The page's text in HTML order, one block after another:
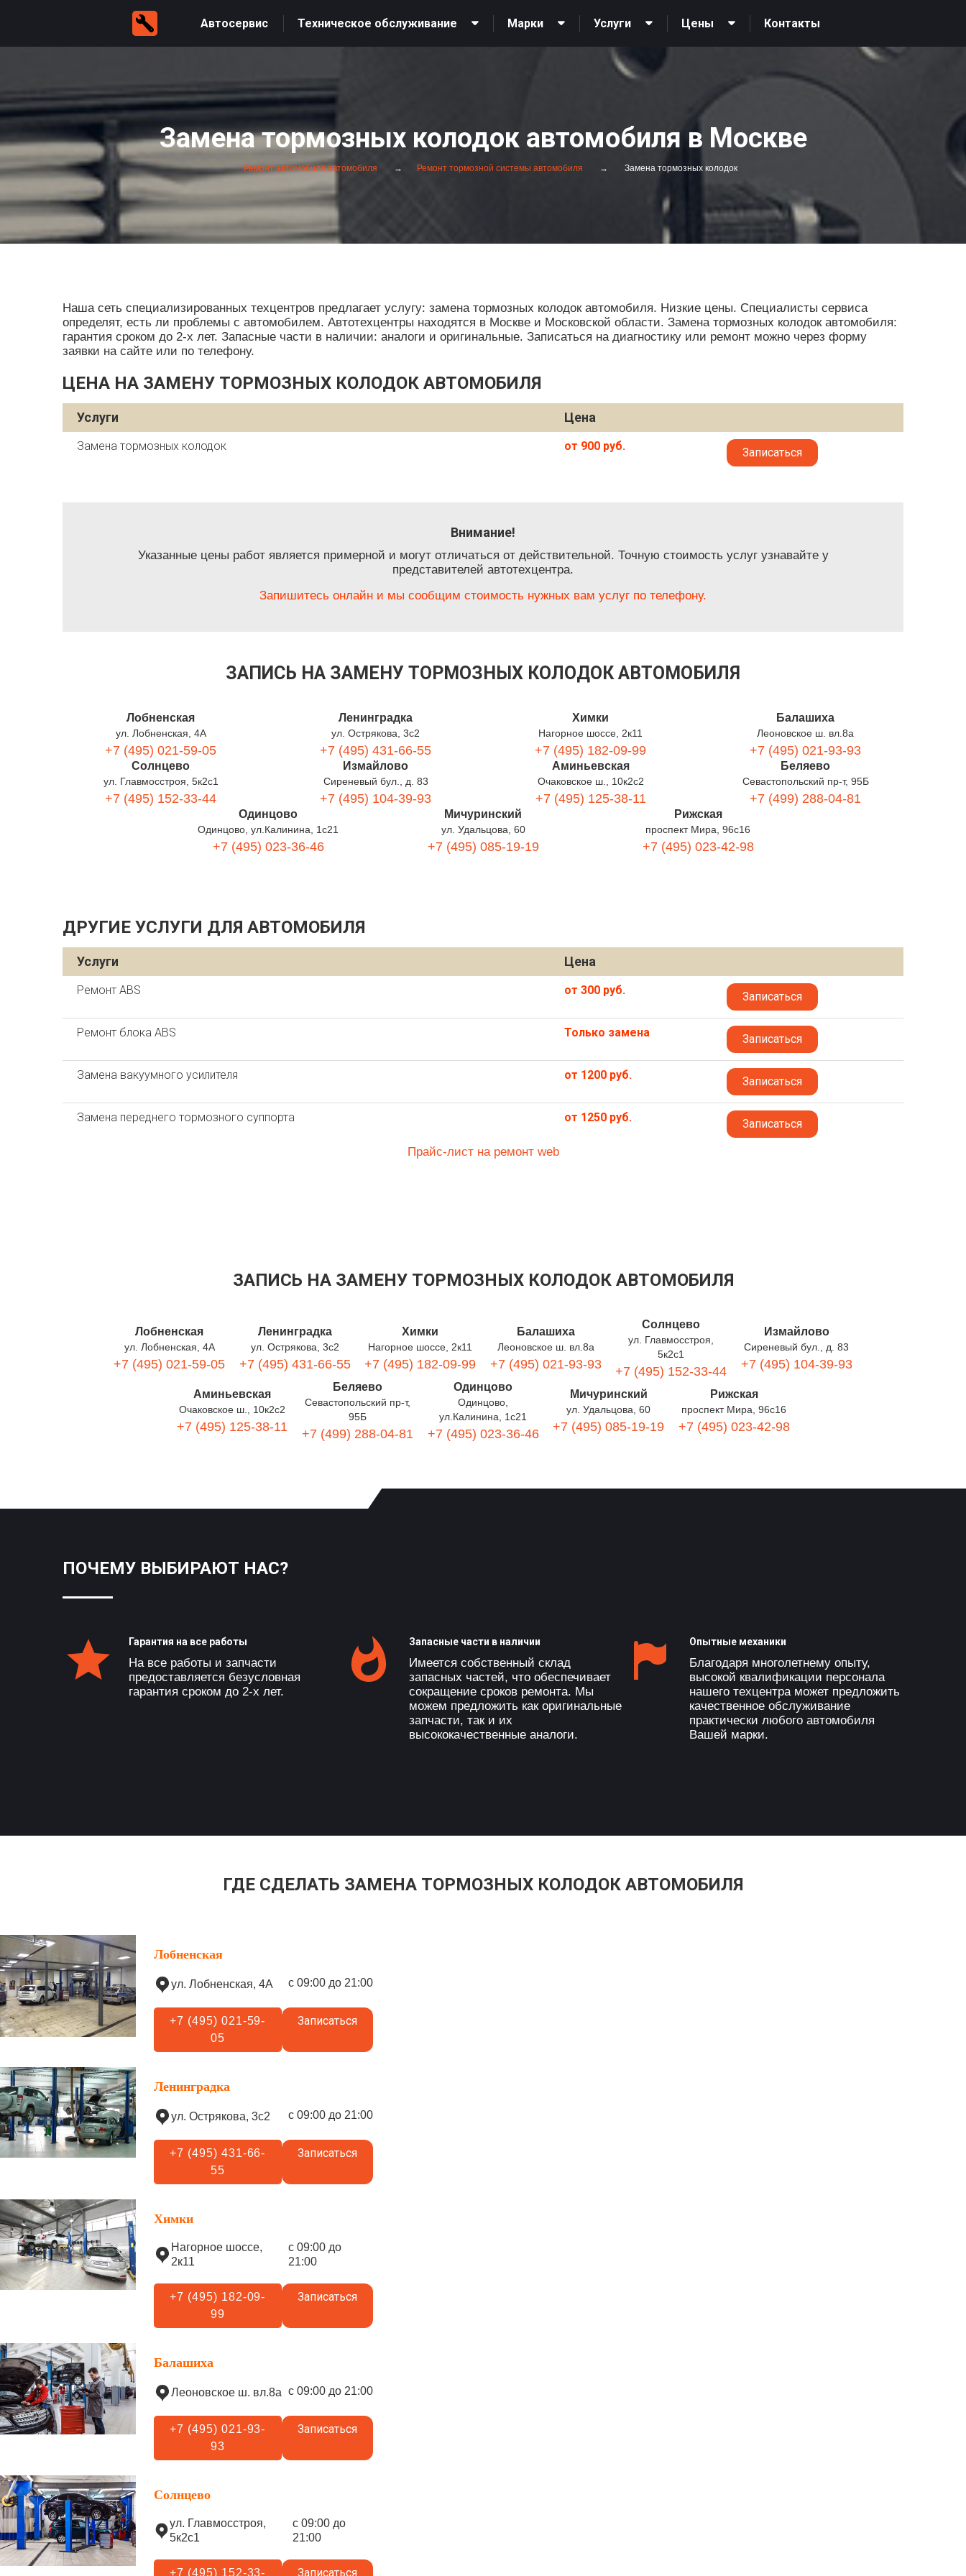
Автосервис Техническое обслуживание Марки Услуги Цены Контакты
Замена тормозных колодок автомобиля в Москве
Ремонт автомобиля автомобиля Ремонт тормозной системы автомобиля Замена тормозных колодок
Наша сеть специализированных техцентров предлагает услугу: замена тормозных колодок автомобиля. Низкие цены. Специалисты сервиса
определят, есть ли проблемы с автомобилем. Автотехцентры находятся в Москве и Московской области. Замена тормозных колодок автомобиля:
гарантия сроком до 2-х лет. Запасные части в наличии: аналоги и оригинальные. Записаться на диагностику или ремонт можно через форму
заявки на сайте или по телефону.
ЦЕНА НА ЗАМЕНУ ТОРМОЗНЫХ КОЛОДОК АВТОМОБИЛЯ
Услуги Цена
Замена тормозных колодок от 900 руб. Записаться
Внимание!
Указанные цены работ является примерной и могут отличаться от действительной. Точную стоимость услуг узнавайте у
представителей автотехцентра.
Запишитесь онлайн и мы сообщим стоимость нужных вам услуг по телефону.
ЗАПИСЬ НА ЗАМЕНУ ТОРМОЗНЫХ КОЛОДОК АВТОМОБИЛЯ
Лобненская
ул. Лобненская, 4А
+7 (495) 021-59-05
Ленинградка
ул. Острякова, 3с2
+7 (495) 431-66-55
Химки
Нагорное шоссе, 2к11
+7 (495) 182-09-99
Балашиха
Леоновское ш. вл.8а
+7 (495) 021-93-93
Солнцево
ул. Главмосстроя, 5к2с1
+7 (495) 152-33-44
Измайлово
Сиреневый бул., д. 83
+7 (495) 104-39-93
Аминьевская
Очаковское ш., 10к2с2
+7 (495) 125-38-11
Беляево
Севастопольский пр-т, 95Б
+7 (499) 288-04-81
Одинцово
Одинцово, ул.Калинина, 1с21
+7 (495) 023-36-46
Мичуринский
ул. Удальцова, 60
+7 (495) 085-19-19
Рижская
проспект Мира, 96с16
+7 (495) 023-42-98
ДРУГИЕ УСЛУГИ ДЛЯ АВТОМОБИЛЯ
Услуги Цена
Ремонт ABS от 300 руб. Записаться
Ремонт блока ABS Только замена Записаться
Замена вакуумного усилителя от 1200 руб. Записаться
Замена переднего тормозного суппорта от 1250 руб. Записаться
Прайс-лист на ремонт web
ЗАПИСЬ НА ЗАМЕНУ ТОРМОЗНЫХ КОЛОДОК АВТОМОБИЛЯ
Лобненская
ул. Лобненская, 4А
+7 (495) 021-59-05
Ленинградка
ул. Острякова, 3с2
+7 (495) 431-66-55
Химки
Нагорное шоссе, 2к11
+7 (495) 182-09-99
Балашиха
Леоновское ш. вл.8а
+7 (495) 021-93-93
Солнцево
ул. Главмосстроя,
5к2с1
+7 (495) 152-33-44
Измайлово
Сиреневый бул., д. 83
+7 (495) 104-39-93
Аминьевская
Очаковское ш., 10к2с2
+7 (495) 125-38-11
Беляево
Севастопольский пр-т,
95Б
+7 (499) 288-04-81
Одинцово
Одинцово,
ул.Калинина, 1с21
+7 (495) 023-36-46
Мичуринский
ул. Удальцова, 60
+7 (495) 085-19-19
Рижская
проспект Мира, 96с16
+7 (495) 023-42-98
ПОЧЕМУ ВЫБИРАЮТ НАС?
Гарантия на все работы
На все работы и запчасти
предоставляется безусловная
гарантия сроком до 2-х лет.
Запасные части в наличии
Имеется собственный склад
запасных частей, что обеспечивает
сокращение сроков ремонта. Мы
можем предложить как оригинальные
запчасти, так и их
высококачественные аналоги.
Опытные механики
Благодаря многолетнему опыту,
высокой квалификации персонала
нашего техцентра может предложить
качественное обслуживание
практически любого автомобиля
Вашей марки.
ГДЕ СДЕЛАТЬ ЗАМЕНА ТОРМОЗНЫХ КОЛОДОК АВТОМОБИЛЯ
Лобненская
ул. Лобненская, 4А с 09:00 до 21:00
+7 (495) 021-59-
05
Записаться
Ленинградка
ул. Острякова, 3с2 с 09:00 до 21:00
+7 (495) 431-66-
55
Записаться
Химки
Нагорное шоссе,
2к11
с 09:00 до
21:00
+7 (495) 182-09-
99
Записаться
Балашиха
Леоновское ш. вл.8а с 09:00 до 21:00
+7 (495) 021-93-
93
Записаться
Солнцево
ул. Главмосстроя,
5к2с1
с 09:00 до
21:00
+7 (495) 152-33- Записаться